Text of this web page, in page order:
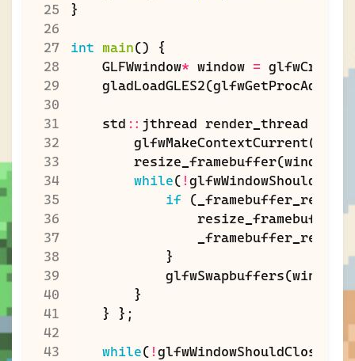
27
34
37
}
int main()
{
GLFWwindow* window =
gladLoadGLES2(glfwGetProcAddress
std :: jthread render_thread
glfwMakeContextCurrent(
resize_framebuffer(window
while( !glfwWindowShouldClose
if
( _framebuffer_resized
resize_framebuffer
(
_framebuffer_resized
}
glfwSwapbuffers(window
}
}
};
while( !glfwWindowShouldClose